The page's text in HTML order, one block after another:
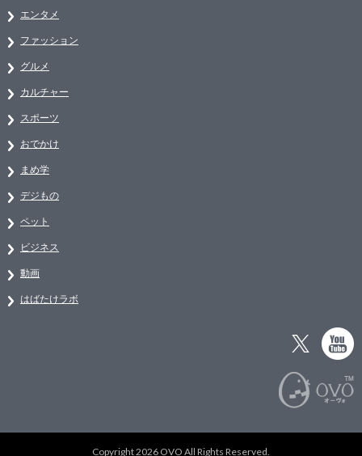
エンタメ
ファッション
グルメ
カルチャー
スポーツ
おでかけ
まめ学
デジもの
ペット
ビジネス
動画
はばたけラボ
Copyright 2026 OVO All Rights Reserved.